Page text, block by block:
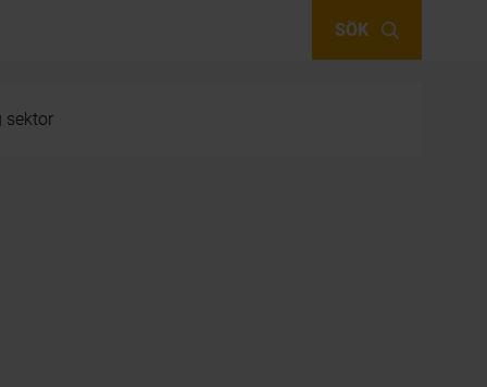
SÖK
sektor